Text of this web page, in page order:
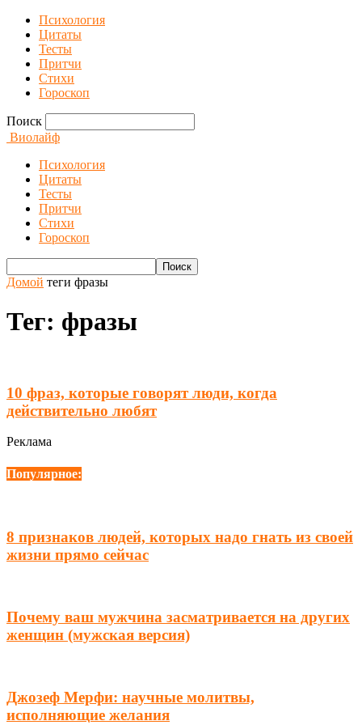
Психология
Цитаты
Тесты
Притчи
Стихи
Гороскоп
Поиск
Виолайф
Психология
Цитаты
Тесты
Притчи
Стихи
Гороскоп
Домой теги фразы
Тег: фразы
10 фраз, которые говорят люди, когда
действительно любят
Реклама
Популярное:
8 признаков людей, которых надо гнать из своей
жизни прямо сейчас
Почему ваш мужчина засматривается на других
женщин (мужская версия)
Джозеф Мерфи: научные молитвы,
исполняющие желания